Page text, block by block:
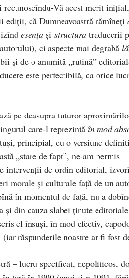
Vă acest merit
ediţii, că Dumneavoastră rămîneţi
esenţa şi structura traducerii
ci aspecte mai degrabă
şi de o anumită „rutină”
este perfectibilă, ca orice
pe deasupra tuturor
care-l reprezintă în mod
principial, cu o versiune
„stare de fapt”, ne-am permis
intervenţii de ordin editorial,
morale şi culturale faţă de un
în momentul de faţă, nu a
şi din cauza slabei ţinute
el însuşi, în mod efectiv,
răspunderile noastre ar fi fost
– lucru specificat, nepoliticos,